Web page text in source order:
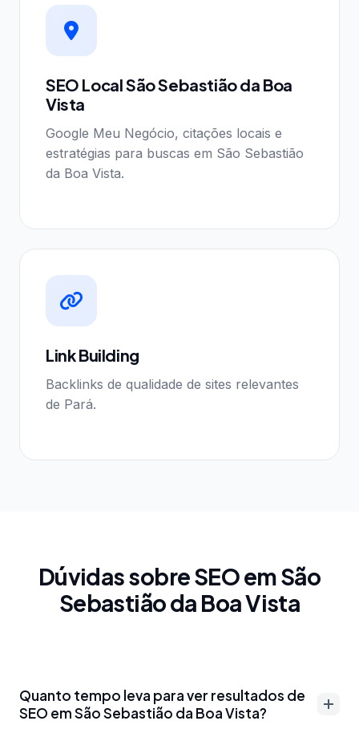
SEO Local São Sebastião da Boa
Vista
Google Meu Negócio, citações locais e
estratégias para buscas em São Sebastião
da Boa Vista.
Link Building
Backlinks de qualidade de sites relevantes
de Pará.
Dúvidas sobre SEO em São
Sebastião da Boa Vista
Quanto tempo leva para ver resultados de
SEO em São Sebastião da Boa Vista?